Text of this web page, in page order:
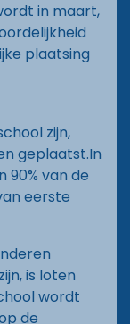
in maart,
plaatsing
zijn,
geplaatst.In
90% van de
eerste
is loten
wordt
de